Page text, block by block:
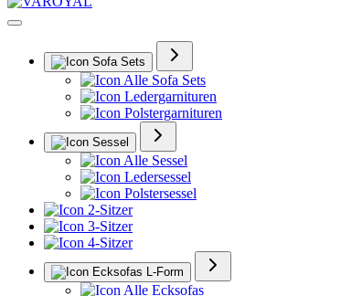
Sofa Sets
Alle Sofa Sets
Ledergarnituren
Polstergarnituren
Sessel
Alle Sessel
Ledersessel
Polstersessel
2-Sitzer
3-Sitzer
4-Sitzer
Ecksofas L-Form
Alle Ecksofas